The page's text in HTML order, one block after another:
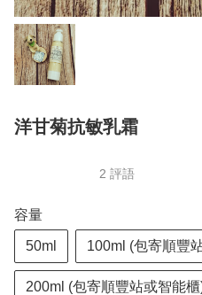
洋甘菊抗敏乳霜
2 評語
容量
50ml 100ml (包寄順豐
200ml (包寄順豐站或智能